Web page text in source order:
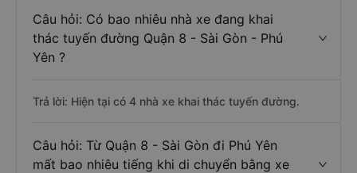
Câu hỏi: Có bao nhiêu nhà xe đang khai
thác tuyến đường Quận 8 - Sài Gòn - Phú
Yên ?
Trả lời: Hiện tại có 4 nhà xe khai thác tuyến đường.
Câu hỏi: Từ Quận 8 - Sài Gòn đi Phú Yên
mất bao nhiêu tiếng khi di chuyển bằng xe